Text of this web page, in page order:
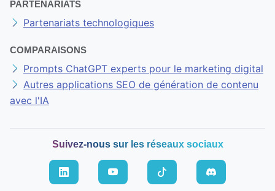
PARTENARIATS
Partenariats technologiques
COMPARAISONS
Prompts ChatGPT experts pour le marketing digital
Autres applications SEO de génération de contenu
avec l'IA
Suivez-nous sur les réseaux sociaux